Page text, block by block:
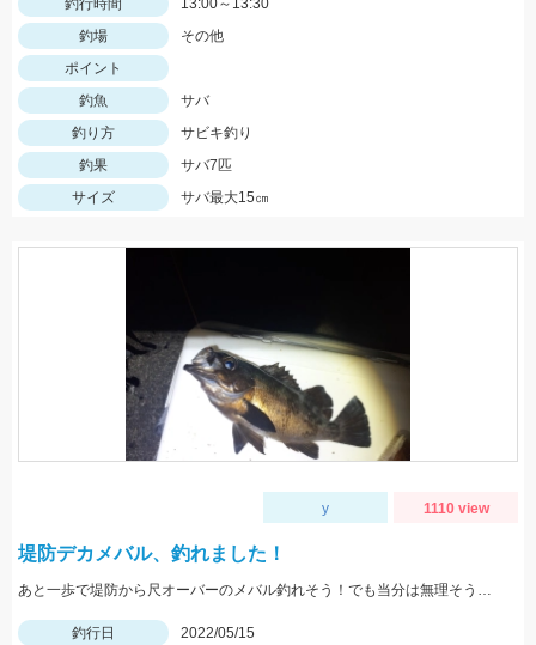
釣行時間
13:00～13:30
釣場
その他
ポイント
釣魚
サバ
釣り方
サビキ釣り
釣果
サバ7匹
サイズ
サバ最大15㎝
y 1110 view
堤防デカメバル、釣れました！
あと一歩で堤防から尺オーバーのメバル釣れそう！でも当分は無理そうです。
釣行日
2022/05/15